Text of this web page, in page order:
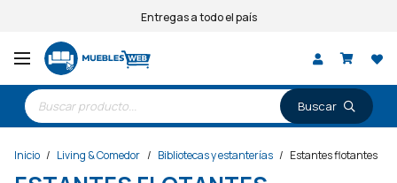
Entregas a todo el país
Búsqueda
de
productos
Inicio / Living & Comedor / Bibliotecas y estanterías / Estantes flotantes